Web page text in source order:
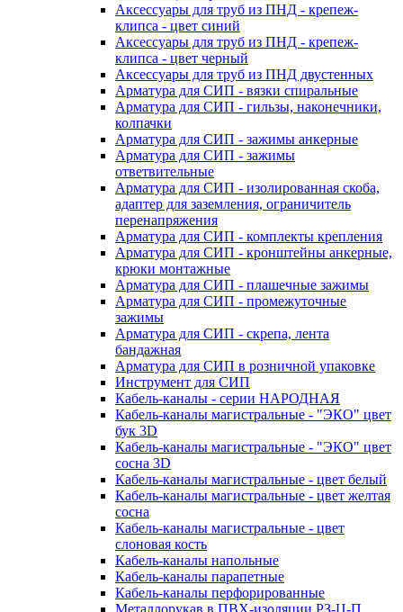
Аксессуары для труб из ПНД - крепеж-
клипса - цвет синий
Аксессуары для труб из ПНД - крепеж-
клипса - цвет черный
Аксессуары для труб из ПНД двустенных
Арматура для СИП - вязки спиральные
Арматура для СИП - гильзы, наконечники,
колпачки
Арматура для СИП - зажимы анкерные
Арматура для СИП - зажимы
ответвительные
Арматура для СИП - изолированная скоба,
адаптер для заземления, ограничитель
перенапряжения
Арматура для СИП - комплекты крепления
Арматура для СИП - кронштейны анкерные,
крюки монтажные
Арматура для СИП - плашечные зажимы
Арматура для СИП - промежуточные
зажимы
Арматура для СИП - скрепа, лента
бандажная
Арматура для СИП в розничной упаковке
Инструмент для СИП
Кабель-каналы - серии НАРОДНАЯ
Кабель-каналы магистральные - "ЭКО" цвет
бук 3D
Кабель-каналы магистральные - "ЭКО" цвет
сосна 3D
Кабель-каналы магистральные - цвет белый
Кабель-каналы магистральные - цвет желтая
сосна
Кабель-каналы магистральные - цвет
слоновая кость
Кабель-каналы напольные
Кабель-каналы парапетные
Кабель-каналы перфорированные
Металлорукав в ПВХ-изоляции РЗ-Ц-П